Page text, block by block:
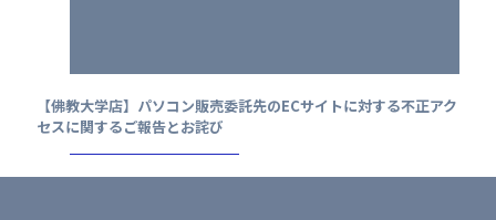
【佛教大学店】パソコン販売委託先のECサイトに対する不正アク
セスに関するご報告とお詫び